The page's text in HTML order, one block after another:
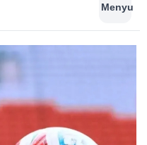
Menyu